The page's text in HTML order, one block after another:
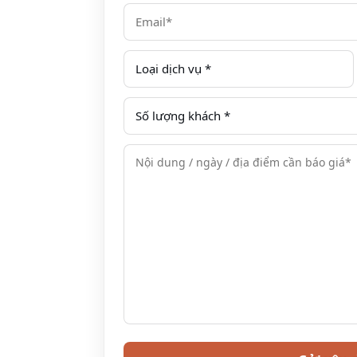
quầy Urbane Lounge ở tầng trệt, 01 quầy
– Nhà hàng Food Connexion:
Nhà hàng nằm ở tầng 03 khách sạn
món với các món ăn Việt Nam cũng như
Thời gian hoạt động: 06:00-22:30.
Khách hàng đặt phòng kèm bữa sáng sẽ
sáng: 06:00-10:30 (cuối tuần từ 06:00-11:00).